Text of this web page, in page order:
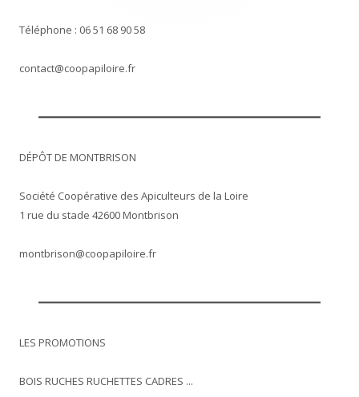
Téléphone : 06 51 68 90 58
contact@coopapiloire.fr
DÉPÔT DE MONTBRISON
Société Coopérative des Apiculteurs de la Loire
1 rue du stade 42600 Montbrison
montbrison@coopapiloire.fr
LES PROMOTIONS
BOIS RUCHES RUCHETTES CADRES ...